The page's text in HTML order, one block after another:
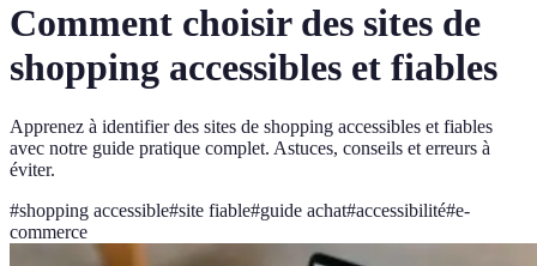
Comment choisir des sites de
shopping accessibles et fiables
Apprenez à identifier des sites de shopping accessibles et fiables
avec notre guide pratique complet. Astuces, conseils et erreurs à
éviter.
#shopping accessible#site fiable#guide achat#accessibilité#e-
commerce